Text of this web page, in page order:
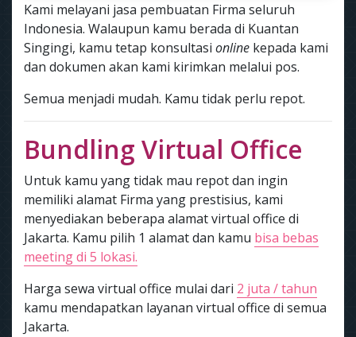
Kami melayani jasa pembuatan Firma seluruh
Indonesia. Walaupun kamu berada di Kuantan
Singingi, kamu tetap konsultasi online kepada kami
dan dokumen akan kami kirimkan melalui pos.
Semua menjadi mudah. Kamu tidak perlu repot.
Bundling Virtual Office
Untuk kamu yang tidak mau repot dan ingin
memiliki alamat Firma yang prestisius, kami
menyediakan beberapa alamat virtual office di
Jakarta. Kamu pilih 1 alamat dan kamu bisa bebas
meeting di 5 lokasi.
Harga sewa virtual office mulai dari 2 juta / tahun
kamu mendapatkan layanan virtual office di semua
Jakarta.